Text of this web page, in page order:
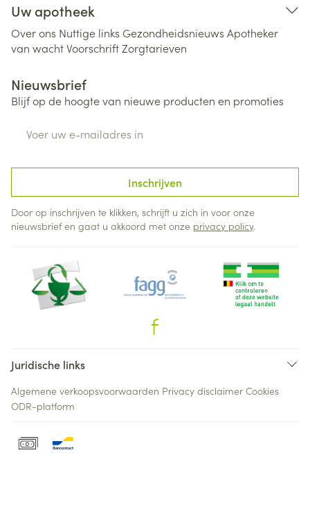
Uw apotheek
Over ons Nuttige links Gezondheidsnieuws Apotheker
van wachtVoorschriftZorgtarieven
Nieuwsbrief
Blijf op de hoogte van nieuwe producten en promoties
Inschrijven
Door op inschrijven te klikken, schrijft u zich in voor onze
nieuwsbrief en gaat u akkoord met onze privacy policy.
Juridische links
Algemene verkoopsvoorwaarden Privacy disclaimer Cookies
ODR-platform